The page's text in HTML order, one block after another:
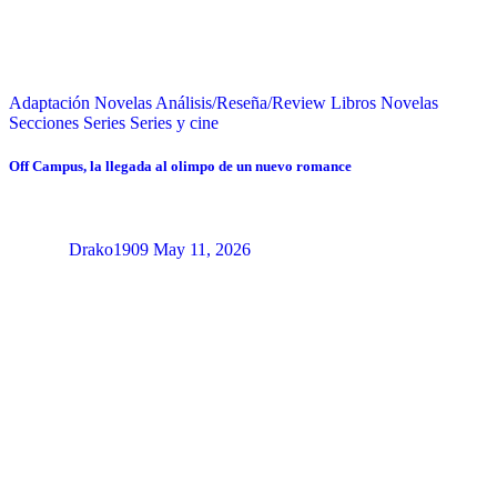
Adaptación Novelas Análisis/Reseña/Review Libros Novelas
Secciones Series Series y cine
Off Campus, la llegada al olimpo de un nuevo romance
Drako1909 May 11, 2026